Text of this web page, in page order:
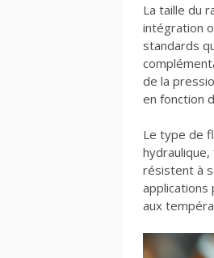
La taille du
intégration
standards
de la
en fonction
Le type de
résistent à
applications
aux